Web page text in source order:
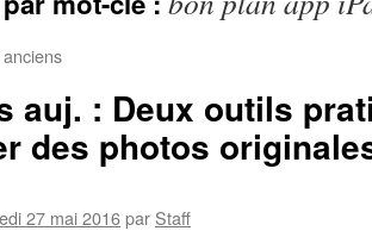
auj. : Deux outils
des photos
27 mai 2016par Staff